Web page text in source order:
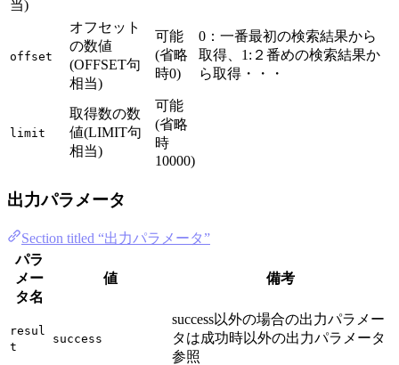
当)
offset
オフセット
の数値
(OFFSET句
相当)
可能
(省略
時0)
0：一番最初の検索結果から
取得、1:２番めの検索結果か
ら取得・・・
limit
取得数の数
値(LIMIT句
相当)
可能
(省略
時
10000)
出力パラメータ
Section titled “出力パラメータ”
パラ
メー
タ名
値 備考
resul
t
success
success以外の場合の出力パラメー
タは成功時以外の出力パラメータ
参照